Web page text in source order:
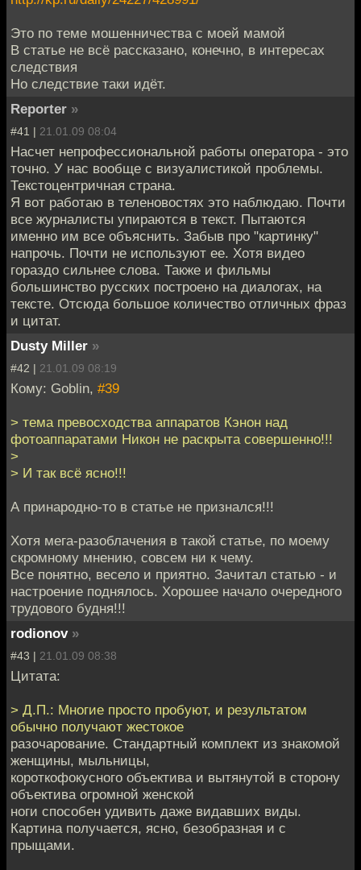
Это по теме мошенничества с моей мамой
В статье не всё рассказано, конечно, в интересах
следствия
Но следствие таки идёт.
Reporter »
#41 | 21.01.09 08:04
Насчет непрофессиональной работы оператора - это
точно. У нас вообще с визуалистикой проблемы.
Текстоцентричная страна.
Я вот работаю в теленовостях это наблюдаю. Почти
все журналисты упираются в текст. Пытаются
именно им все объяснить. Забыв про "картинку"
напрочь. Почти не используют ее. Хотя видео
гораздо сильнее слова. Также и фильмы
большинство русских построено на диалогах, на
тексте. Отсюда большое количество отличных фраз
и цитат.
Dusty Miller »
#42 | 21.01.09 08:19
Кому: Goblin, #39
> тема превосходства аппаратов Кэнон над
фотоаппаратами Никон не раскрыта совершенно!!!
>
> И так всё ясно!!!
А принародно-то в статье не признался!!!
Хотя мега-разоблачения в такой статье, по моему
скромному мнению, совсем ни к чему.
Все понятно, весело и приятно. Зачитал статью - и
настроение поднялось. Хорошее начало очередного
трудового будня!!!
rodionov »
#43 | 21.01.09 08:38
Цитата:
> Д.П.: Многие просто пробуют, и результатом
обычно получают жестокое
разочарование. Стандартный комплект из знакомой
женщины, мыльницы,
короткофокусного объектива и вытянутой в сторону
объектива огромной женской
ноги способен удивить даже видавших виды.
Картина получается, ясно, безобразная и с
прыщами.